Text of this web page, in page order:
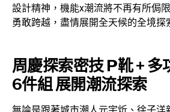
設計精神，機能x潮流將不再有所侷
勇敢跨越，盡情展開全天候的全境探
周慶探索密技 P靴 + 多
6件組 展開潮流探索